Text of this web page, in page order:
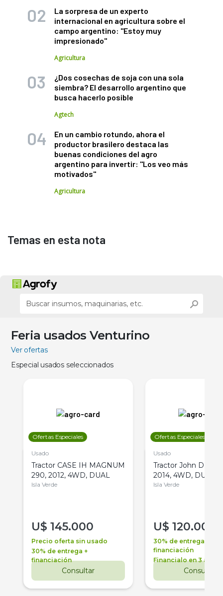
La sorpresa de un experto
internacional en agricultura sobre el
campo argentino: "Estoy muy
impresionado"
Agricultura
¿Dos cosechas de soja con una sola
siembra? El desarrollo argentino que
busca hacerlo posible
Agtech
En un cambio rotundo, ahora el
productor brasilero destaca las
buenas condiciones del agro
argentino para invertir: "Los veo más
motivados"
Agricultura
Temas en esta nota
Feria usados Venturino
Ver ofertas
Especial usados seleccionados
Ofertas Especiales
Usado
Tractor CASE IH MAGNUM
290, 2012, 4WD, DUAL
Isla Verde
U$ 145.000
Precio oferta sin usado
30% de entrega +
financiación
Consultar
Ofertas Especiales
Usado
Tractor John Deere
2014, 4WD, DUAL
Isla Verde
U$ 120.000
30% de entrega +
financiación
Financialo en 3 años
Consultar